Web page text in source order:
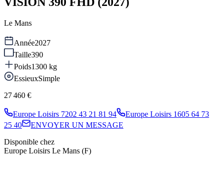
Le Mans
Année2027
Taille390
Poids1300 kg
EssieuxSimple
27 460 €
Europe Loisirs 7202 43 21 81 94 Europe Loisirs 1605 64 73
25 40
ENVOYER UN MESSAGE
Disponible chez
Europe Loisirs Le Mans (F)